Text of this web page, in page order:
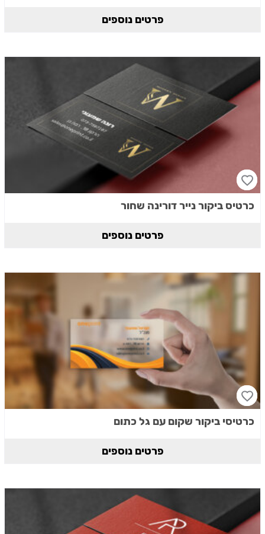
פרטים נוספים
כרטיס ביקור נייר דורינה שחור
פרטים נוספים
כרטיסי ביקור שקום עם גל כתום
פרטים נוספים